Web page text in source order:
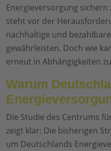
Energieversorgung
steht vor der
nachhaltige und
gewährleisten. Doch wie
erneut in Abhängigkeiten
Warum
Die Studie des Centrums
zeigt klar: Die bisherigen
um Deutschlands